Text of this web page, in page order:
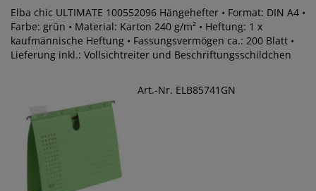
Elba chic ULTIMATE 100552096 Hängehefter • Format: DIN A4 •
Farbe: grün • Material: Karton 240 g/m² • Heftung: 1 x
kaufmännische Heftung • Fassungsvermögen ca.: 200 Blatt •
Lieferung inkl.: Vollsichtreiter und Beschriftungsschildchen
Art.-Nr. ELB85741GN